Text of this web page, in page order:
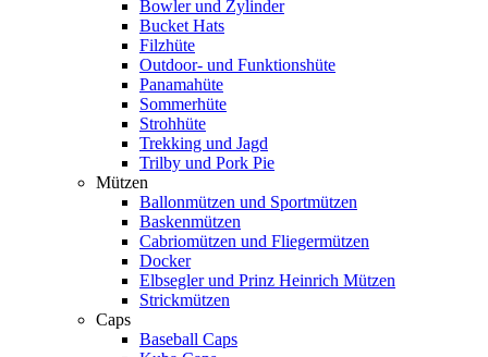
Bowler und Zylinder
Bucket Hats
Filzhüte
Outdoor- und Funktionshüte
Panamahüte
Sommerhüte
Strohhüte
Trekking und Jagd
Trilby und Pork Pie
Mützen
Ballonmützen und Sportmützen
Baskenmützen
Cabriomützen und Fliegermützen
Docker
Elbsegler und Prinz Heinrich Mützen
Strickmützen
Caps
Baseball Caps